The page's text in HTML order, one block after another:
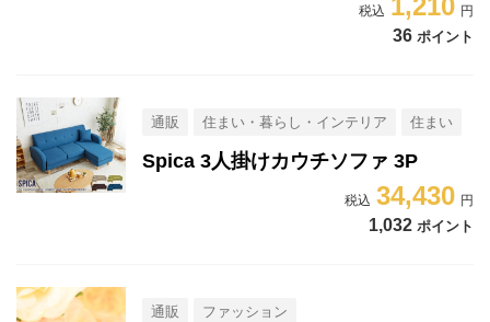
1,210
36 ポイント
通販 住まい・暮らし・インテリア 住まい
Spica 3人掛けカウチソファ 3P
34,430
1,032 ポイント
通販
ファッション